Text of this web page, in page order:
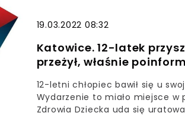
19.03.2022 08:32
Katowice. 12-latek
przeżył, właśnie
12-letni chłopiec bawił się u
Wydarzenie to miało miejsce w
Zdrowia Dziecka uda się